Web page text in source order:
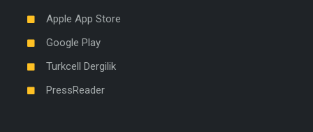
Apple App Store
Google Play
Turkcell Dergilik
PressReader